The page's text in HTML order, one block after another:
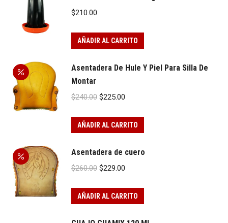
$210.00
AÑADIR AL CARRITO
Asentadera De Hule Y Piel Para Silla De
Montar
$240.00 Original
was:
$225.00
is:
AÑADIR AL CARRITO
Asentadera de cuero
$260.00 Original
was:
$229.00
is:
AÑADIR AL CARRITO